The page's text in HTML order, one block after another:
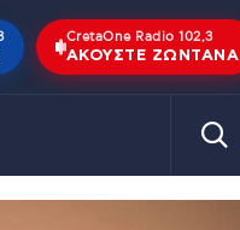
CretaOne Radio 102,3
ΑΚΟΎΣΤΕ ΖΩΝΤΑΝΆ